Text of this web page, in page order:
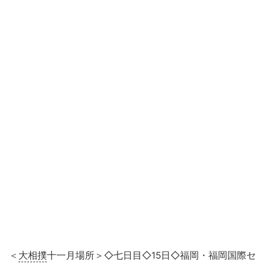
＜ 大相撲十一月場所＞◇七日目◇15日◇福岡・福岡国際セ